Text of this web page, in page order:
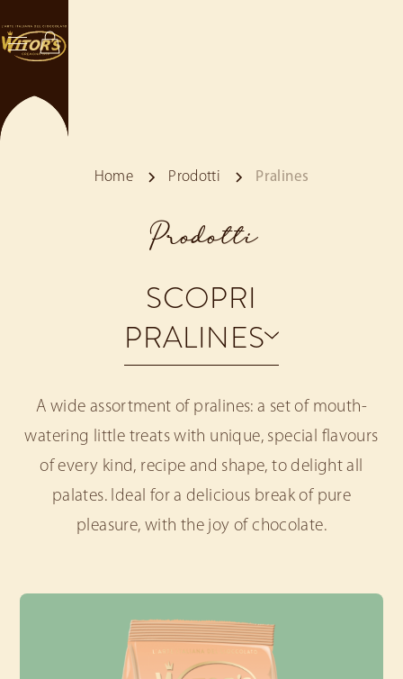
Home Prodotti Pralines
Prodotti
SCOPRI
PRALINES
A wide assortment of pralines: a set of mouth-
watering little treats with unique, special flavours
of every kind, recipe and shape, to delight all
palates. Ideal for a delicious break of pure
pleasure, with the joy of chocolate.